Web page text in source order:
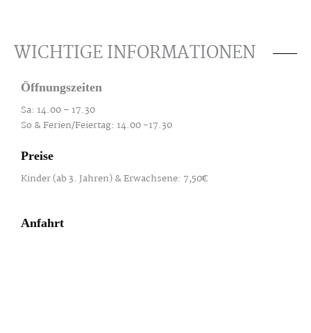
WICHTIGE INFORMATIONEN
Öffnungszeiten
Sa: 14.00 – 17.30
So & Ferien/Feiertag: 14.00 -17.30
Preise
Kinder (ab 3. Jahren) & Erwachsene: 7,50€
Anfahrt